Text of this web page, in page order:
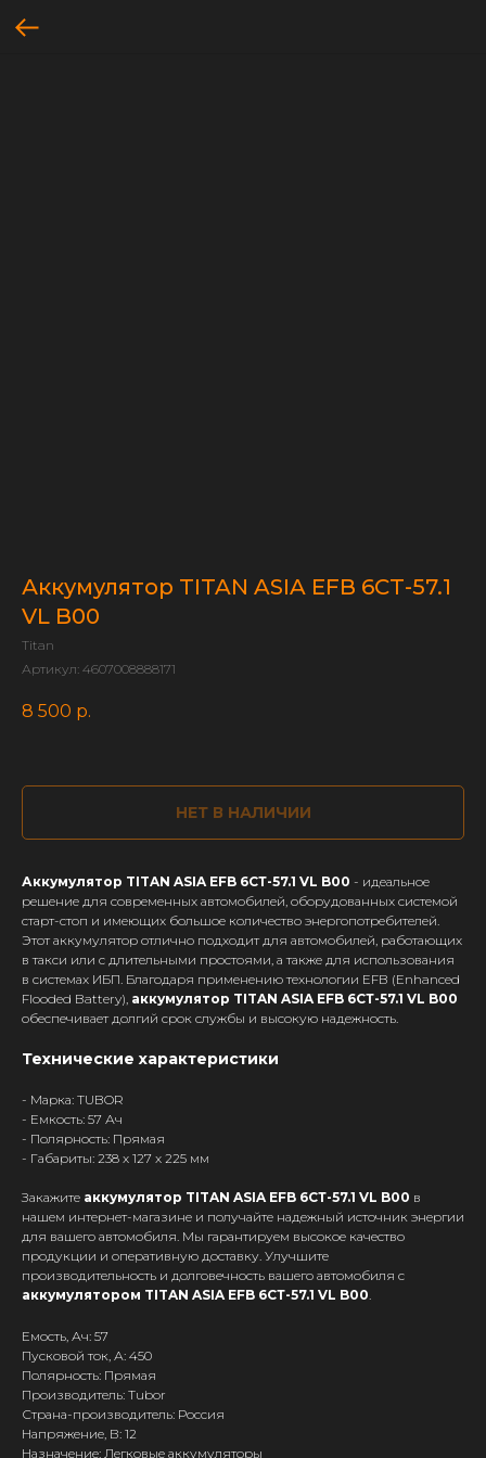
Аккумулятор TITAN ASIA EFB 6СТ-57.1
VL B00
Titan
Артикул: 4607008888171
8 500 р.
НЕТ В НАЛИЧИИ
Аккумулятор TITAN ASIA EFB 6СТ-57.1 VL B00 - идеальное
решение для современных автомобилей, оборудованных системой
старт-стоп и имеющих большое количество энергопотребителей.
Этот аккумулятор отлично подходит для автомобилей, работающих
в такси или с длительными простоями, а также для использования
в системах ИБП. Благодаря применению технологии EFB (Enhanced
Flooded Battery), аккумулятор TITAN ASIA EFB 6СТ-57.1 VL B00
обеспечивает долгий срок службы и высокую надежность.
Технические характеристики
- Марка: TUBOR
- Емкость: 57 Ач
- Полярность: Прямая
- Габариты: 238 x 127 x 225 мм
Закажите аккумулятор TITAN ASIA EFB 6СТ-57.1 VL B00 в
нашем интернет-магазине и получайте надежный источник энергии
для вашего автомобиля. Мы гарантируем высокое качество
продукции и оперативную доставку. Улучшите
производительность и долговечность вашего автомобиля с
аккумулятором TITAN ASIA EFB 6СТ-57.1 VL B00.
Емость, Ач: 57
Пусковой ток, А: 450
Полярность: Прямая
Производитель: Tubor
Страна-производитель: Россия
Напряжение, В: 12
Назначение: Легковые аккумуляторы